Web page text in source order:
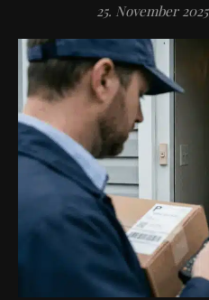
25. November 2025